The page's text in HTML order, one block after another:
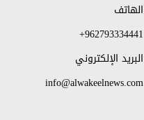
الهاتف
+962793334441
البريد الإلكتروني
info@alwakeelnews.com